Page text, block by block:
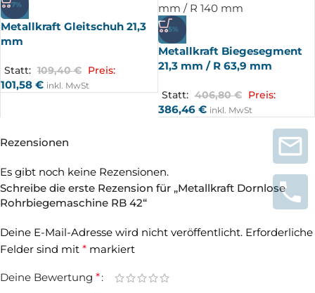
-7%
Metallkraft Gleitschuh 21,3
mm
Statt: 109,40€ Preis:
101,58 € inkl. MwSt
-5%
Metallkraft Biegesegment
21,3 mm / R 63,9 mm
Statt: 406,80€ Preis:
386,46 € inkl. MwSt
Rezensionen
Es gibt noch keine Rezensionen.
Schreibe die erste Rezension für „Metallkraft Dornlose
Rohrbiegemaschine RB 42“
Deine E-Mail-Adresse wird nicht veröffentlicht. Erforderliche
Felder sind mit * markiert
Deine Bewertung *